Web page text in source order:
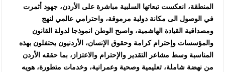
المنطقة، انعكست تبعاتها السلبية مباشرة على الأردن، جهود أثمرت
في الوصول الى مكانة دولية مرموقة، واحترامي عالمي لنهج
ومصداقية القيادة الهاشمية، واصبح الوطن انموذجا لدولة القانون
والمؤسسات وإحترام كرامة وحقوق الإنسان، الأردنيون يحتفلون بهذه
المناسبة وسط مشاعر التقدير والإحترام والاعتزاز، بما حققه الأردن
من نهضة شاملة، تعليمية وصحية وعمرانية، وخدمات متطورة، هويه